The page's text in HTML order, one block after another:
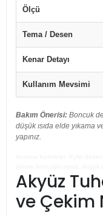
Ölçü
Tema / Desen
Kenar Detayı
Kullanım Mevsimi
Bakım Önerisi: Boncuk
düşük ısıda elde yıkama
yapınız.
Akyüz
ve Çekim